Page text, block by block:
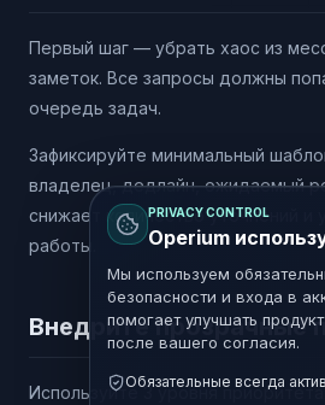
PRIVACY CONTROL
Operium
Мы используем
безопасности и входа в
помогает улучшать
после вашего согласия.
Обязательные всегда
Первый шаг — убрать хаос из
заметок. Все запросы должны
очередь задач.
Зафиксируйте минимальный
владелец, дедлайн, ожидаемый
снижает количество уточнений и
работы.
Внедрите прозрачные
Используйте 3 уровня